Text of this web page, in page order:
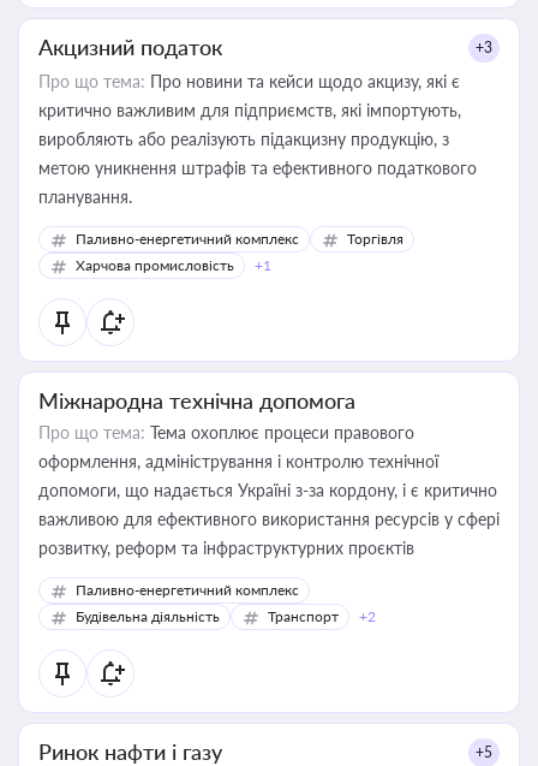
Акцизний податок +3
Про що тема: Про новини та кейси щодо акцизу, які є
критично важливим для підприємств, які імпортують,
виробляють або реалізують підакцизну продукцію, з
метою уникнення штрафів та ефективного податкового
планування.
Паливно-енергетичний комплекс
Торгівля
Харчова промисловість
+1
Міжнародна технічна допомога
Про що тема: Тема охоплює процеси правового
оформлення, адміністрування і контролю технічної
допомоги, що надається Україні з-за кордону, і є критично
важливою для ефективного використання ресурсів у сфері
розвитку, реформ та інфраструктурних проєктів
Паливно-енергетичний комплекс
Будівельна діяльність
Транспорт +2
Ринок нафти і газу +5